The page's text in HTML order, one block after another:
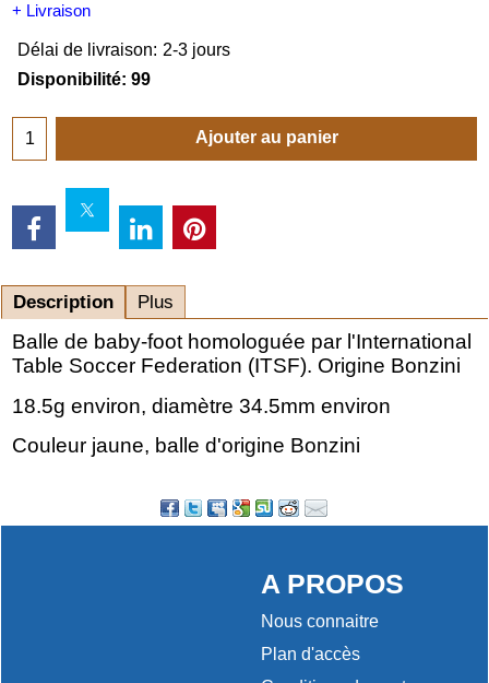
+ Livraison
Délai de livraison: 2-3 jours
Disponibilité: 99
Ajouter au panier
Description Plus
Balle de baby-foot homologuée par l'International
Table Soccer Federation (ITSF). Origine Bonzini
18.5g environ, diamètre 34.5mm environ
Couleur jaune, balle d'origine Bonzini
A PROPOS
Nous connaitre
Plan d'accès